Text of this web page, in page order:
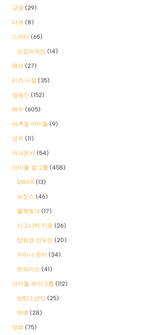
교양 (29)
다큐 (8)
드라마 (65)
오징어게임 (14)
래퍼 (27)
리즈 시절 (35)
방송인 (152)
배우 (605)
버추얼 아이돌 (9)
성우 (11)
아나운서 (54)
아이돌 걸그룹 (458)
QWER (13)
뉴진스 (46)
블랙핑크 (17)
시그니처 지원 (26)
장원영 안유진 (20)
카리나 윈터 (34)
트와이스 (41)
아이돌 보이그룹 (112)
방탄소년단 (25)
빅뱅 (28)
영화 (75)